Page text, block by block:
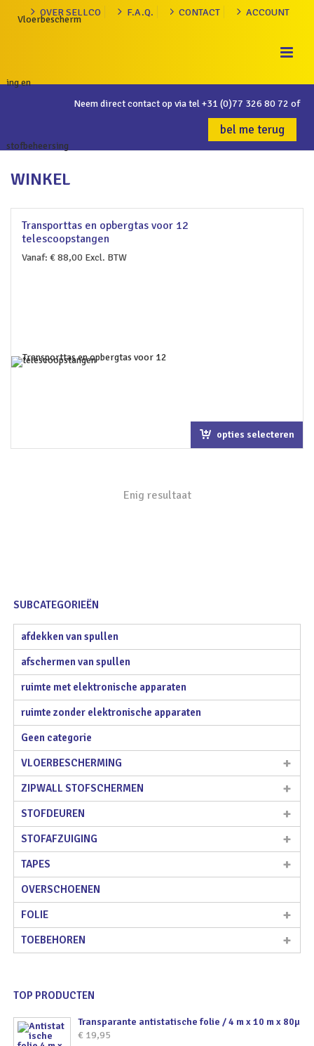
OVER SELLCO F.A.Q. CONTACT ACCOUNT
Neem direct contact op via tel+31 (0)77 326 80 72 of
bel me terug
WINKEL
Transporttas en opbergtas voor 12
telescoopstangen
Vanaf: €88,00 Excl. BTW
opties selecteren
Enig resultaat
SUBCATEGORIEËN
afdekken van spullen
afschermen van spullen
ruimte met elektronische apparaten
ruimte zonder elektronische apparaten
Geen categorie
VLOERBESCHERMING
ZIPWALL STOFSCHERMEN
STOFDEUREN
STOFAFZUIGING
TAPES
OVERSCHOENEN
FOLIE
TOEBEHOREN
TOP PRODUCTEN
Transparante antistatische folie / 4 m x 10 m x 80µ
€ 19,95